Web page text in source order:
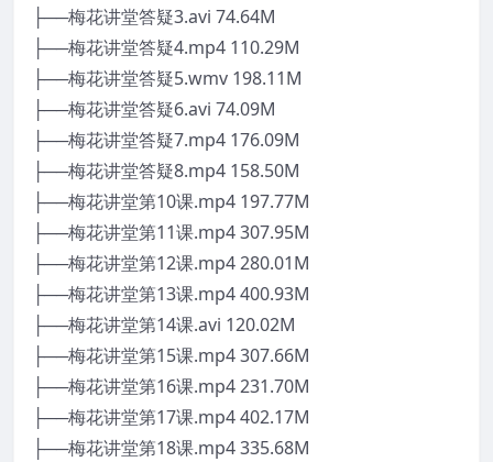
├──梅花讲堂答疑3.avi 74.64M
├──梅花讲堂答疑4.mp4 110.29M
├──梅花讲堂答疑5.wmv 198.11M
├──梅花讲堂答疑6.avi 74.09M
├──梅花讲堂答疑7.mp4 176.09M
├──梅花讲堂答疑8.mp4 158.50M
├──梅花讲堂第10课.mp4 197.77M
├──梅花讲堂第11课.mp4 307.95M
├──梅花讲堂第12课.mp4 280.01M
├──梅花讲堂第13课.mp4 400.93M
├──梅花讲堂第14课.avi 120.02M
├──梅花讲堂第15课.mp4 307.66M
├──梅花讲堂第16课.mp4 231.70M
├──梅花讲堂第17课.mp4 402.17M
├──梅花讲堂第18课.mp4 335.68M